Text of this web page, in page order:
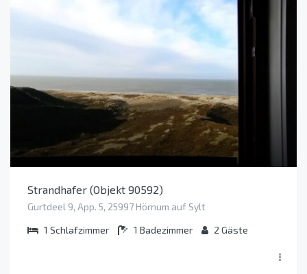
Strandhafer (Objekt 90592)
Gurtdeel 9, App. 5, 25997 Hörnum auf Sylt
1 Schlafzimmer 1 Badezimmer 2 Gäste